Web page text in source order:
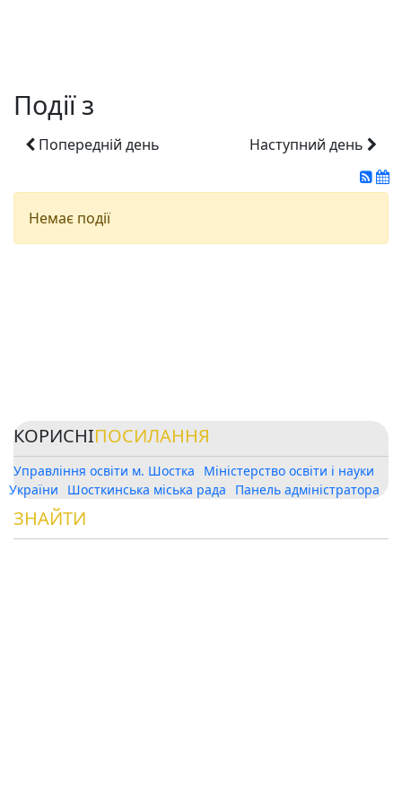
Події з
Попередній день Наступний день
Немає події
КОРИСНІПОСИЛАННЯ
Управління освіти м. Шостка
Міністерство освіти і науки
України
Шосткинська міська рада Панель адміністратора
ЗНАЙТИ